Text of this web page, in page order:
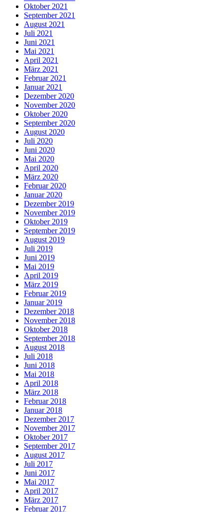
Oktober 2021
September 2021
August 2021
Juli 2021
Juni 2021
Mai 2021
April 2021
März 2021
Februar 2021
Januar 2021
Dezember 2020
November 2020
Oktober 2020
September 2020
August 2020
Juli 2020
Juni 2020
Mai 2020
April 2020
März 2020
Februar 2020
Januar 2020
Dezember 2019
November 2019
Oktober 2019
September 2019
August 2019
Juli 2019
Juni 2019
Mai 2019
April 2019
März 2019
Februar 2019
Januar 2019
Dezember 2018
November 2018
Oktober 2018
September 2018
August 2018
Juli 2018
Juni 2018
Mai 2018
April 2018
März 2018
Februar 2018
Januar 2018
Dezember 2017
November 2017
Oktober 2017
September 2017
August 2017
Juli 2017
Juni 2017
Mai 2017
April 2017
März 2017
Februar 2017